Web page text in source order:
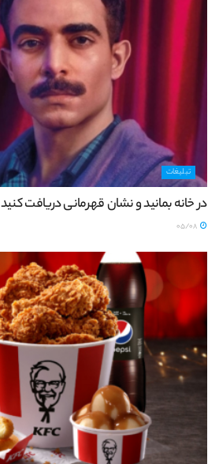
تبلیغات
در خانه بمانید و نشان قهرمانی دریافت کنید